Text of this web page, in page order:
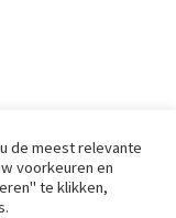
de meest relevante
voorkeuren en
te klikken,